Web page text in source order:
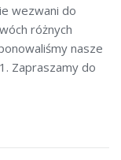
wezwani do
różnych
nasze
Zapraszamy do